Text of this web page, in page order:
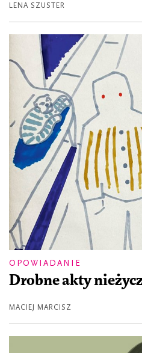
LENA SZUSTER
OPOWIADANIE
Drobne akty
MACIEJ MARCISZ